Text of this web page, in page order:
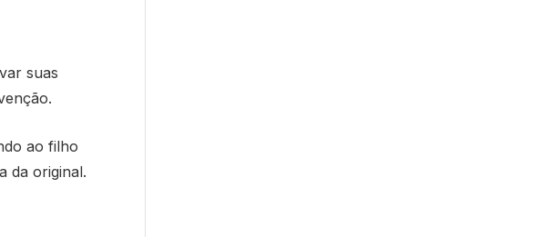
suas
ao filho
da original.